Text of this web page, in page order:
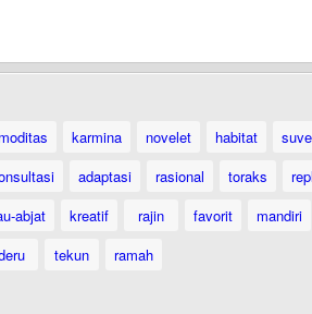
karmina novelet habitat
adaptasi rasional toraks
abjat kreatif rajin favorit mandiri
tekun ramah